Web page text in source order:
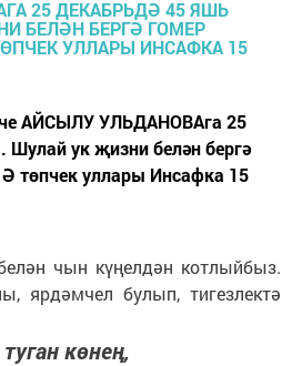
АЙСЫЛУ УЛЬДАНОВАга 25
Шулай ук җизни белән бергә
Ә төпчек уллары Инсафка 15
чын күңелдән котлыйбыз.
ярдәмчел булып, тигезлектә
көнең,